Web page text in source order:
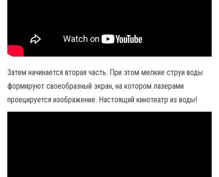
Затем начинается вторая часть. При этом мелкие струи воды
формируют своеобразный экран, на котором лазерами
проецируется изображение. Настоящий кинотеатр из воды!